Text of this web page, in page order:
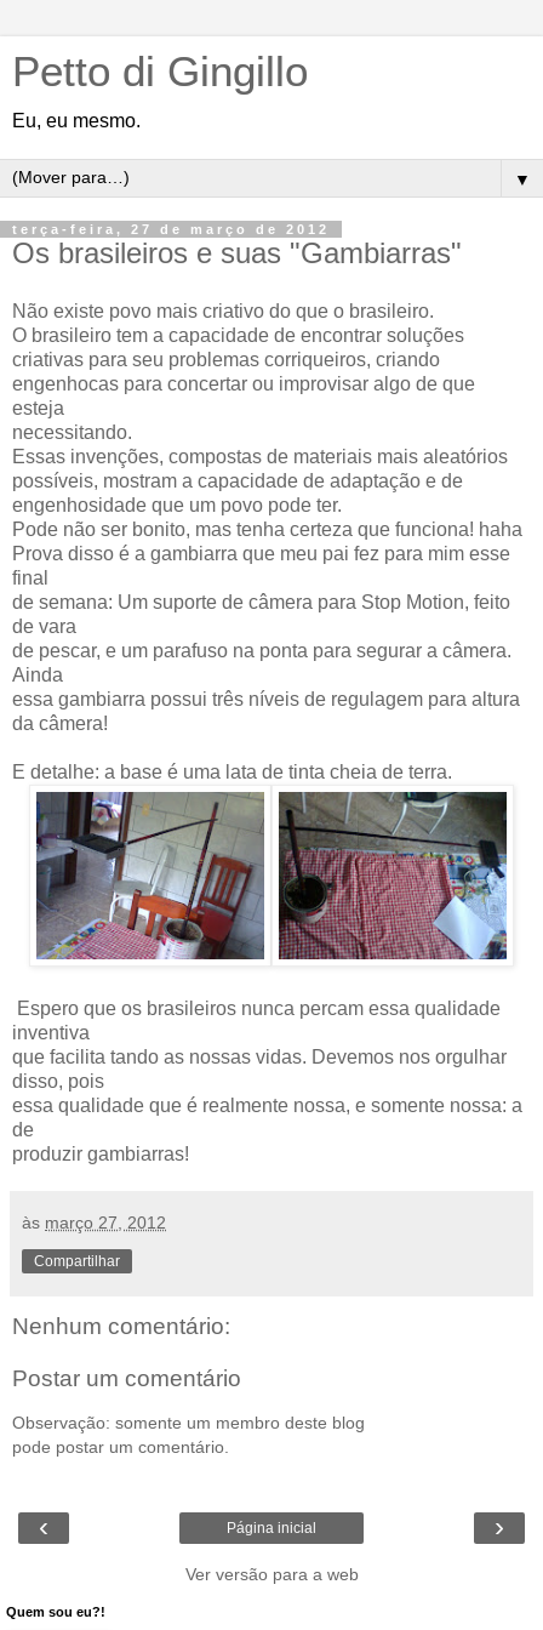
Petto di Gingillo
Eu, eu mesmo.
▼
terça-feira, 27 de março de 2012
Os brasileiros e suas "Gambiarras"
Não existe povo mais criativo do que o brasileiro.
O brasileiro tem a capacidade de encontrar soluções
criativas para seu problemas corriqueiros, criando
engenhocas para concertar ou improvisar algo de que
esteja
necessitando.
Essas invenções, compostas de materiais mais aleatórios
possíveis, mostram a capacidade de adaptação e de
engenhosidade que um povo pode ter.
Pode não ser bonito, mas tenha certeza que funciona! haha
Prova disso é a gambiarra que meu pai fez para mim esse
final
de semana: Um suporte de câmera para Stop Motion, feito
de vara
de pescar, e um parafuso na ponta para segurar a câmera.
Ainda
essa gambiarra possui três níveis de regulagem para altura
da câmera!
E detalhe: a base é uma lata de tinta cheia de terra.
Espero que os brasileiros nunca percam essa qualidade
inventiva
que facilita tando as nossas vidas. Devemos nos orgulhar
disso, pois
essa qualidade que é realmente nossa, e somente nossa: a
de
produzir gambiarras!
às março 27, 2012
Compartilhar
Nenhum comentário:
Postar um comentário
Observação: somente um membro deste blog
pode postar um comentário.
‹ ›
Página inicial
Ver versão para a web
Quem sou eu?!